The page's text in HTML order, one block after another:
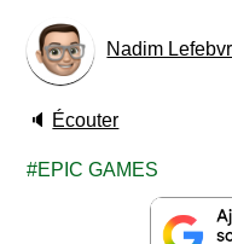
Nadim
🔈 Écouter
EPIC GAMES